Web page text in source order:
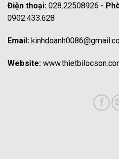
Điện thoại: 028.22508926 -
0902.433.628
Email:
Website: